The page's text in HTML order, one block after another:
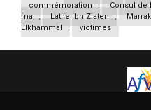
commémoration
, Consul de
fna
, Latifa Ibn Ziaten ,
Elkhammal
, victimes